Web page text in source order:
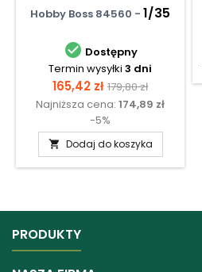
Hobby Boss 84560 - 1/35
 Dostępny
Termin wysyłki 3 dni
Cena
165,42 zł Cena
podstawowa
179,80 zł
Najniższa cena: 174,89 zł
-5%
 Dodaj do koszyka
PRODUKTY